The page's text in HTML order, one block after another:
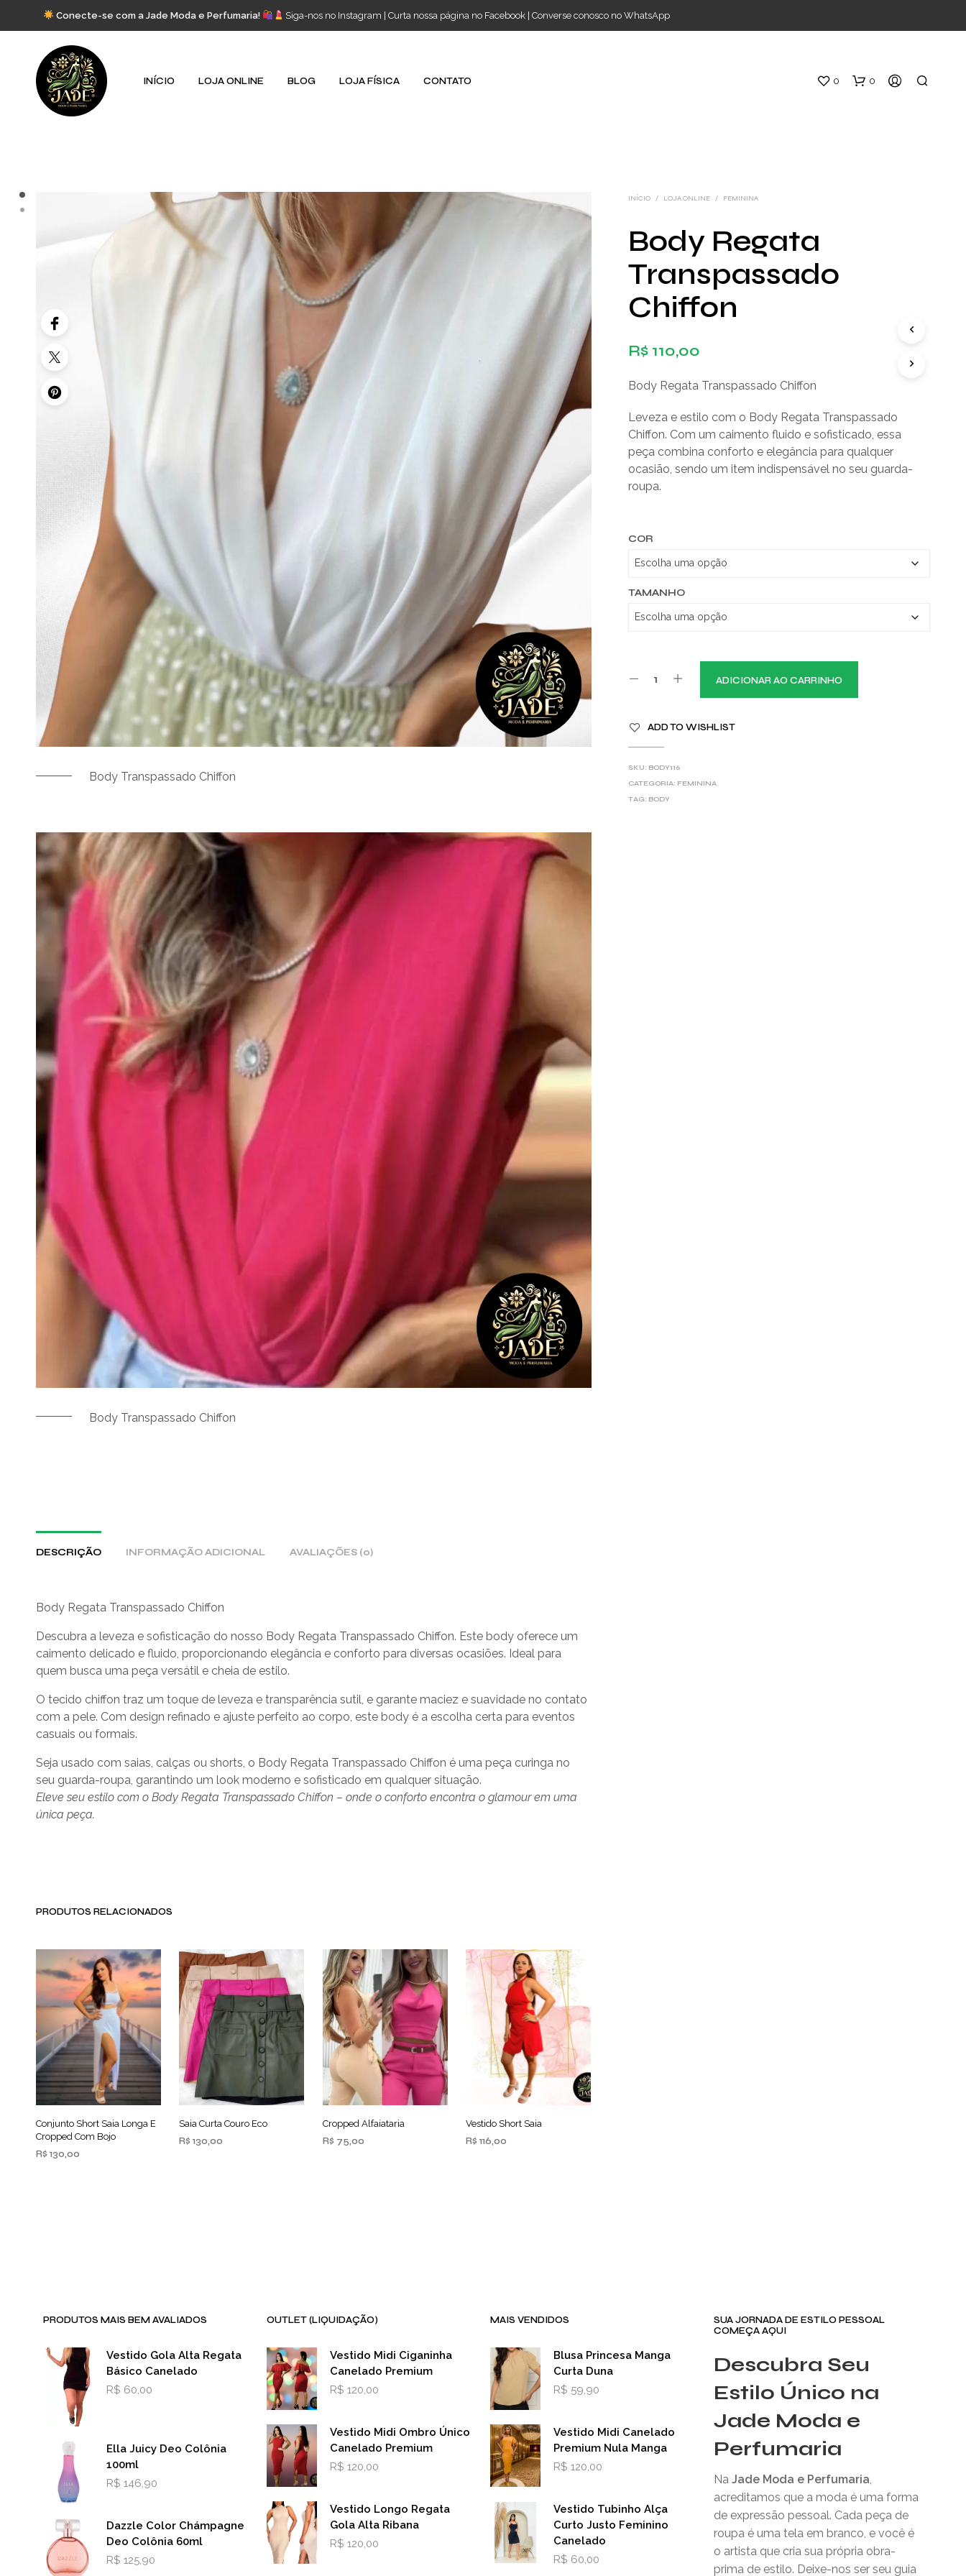
Conecte-se com a Jade Moda e Perfumaria! Siga-nos no Instagram |Curta nossa página no Facebook |Converse conosco no WhatsApp
INÍCIO LOJA ONLINE BLOG LOJA FÍSICA CONTATO 0 0
)
N
C
A
Body Transpassado Chiffon
Body Transpassado Chiffon
INÍCIO / LOJA ONLINE / FEMININA
Body Regata
Transpassado
Chiffon
R$110,00
Body Regata Transpassado Chiffon
Leveza e estilo com o Body Regata Transpassado
Chiffon. Com um caimento fluido e sofisticado, essa
peça combina conforto e elegância para qualquer
ocasião, sendo um item indispensável no seu guarda-
roupa.
COR
TAMANHO
ADICIONAR AO CARRINHO
ADD TO WISHLIST
SKU: BODY116
CATEGORIA: FEMININA
TAG: BODY
DESCRIÇÃO INFORMAÇÃO ADICIONAL AVALIAÇÕES (0)
Body Regata Transpassado Chiffon
Descubra a leveza e sofisticação do nosso Body Regata Transpassado Chiffon. Este body oferece um
caimento delicado e fluido, proporcionando elegância e conforto para diversas ocasiões. Ideal para
quem busca uma peça versátil e cheia de estilo.
O tecido chiffon traz um toque de leveza e transparência sutil, e garante maciez e suavidade no contato
com a pele. Com design refinado e ajuste perfeito ao corpo, este body é a escolha certa para eventos
casuais ou formais.
Seja usado com saias, calças ou shorts, o Body Regata Transpassado Chiffon é uma peça curinga no
seu guarda-roupa, garantindo um look moderno e sofisticado em qualquer situação.
Eleve seu estilo com o Body Regata Transpassado Chiffon – onde o conforto encontra o glamour em uma
única peça.
PRODUTOS RELACIONADOS
Conjunto Short Saia Longa E
Cropped Com Bojo
R$ 130,00
Saia Curta Couro Eco
R$ 130,00
Cropped Alfaiataria
R$ 75,00
Vestido Short Saia
R$ 116,00
PRODUTOS MAIS BEM AVALIADOS
Vestido Gola Alta Regata
Básico Canelado
R$ 60,00
Ella Juicy Deo Colônia
100ml
R$ 146,90
Dazzle Color Chámpagne
Deo Colônia 60ml
R$ 125,90
OUTLET (LIQUIDAÇÃO)
Vestido Midi Ciganinha
Canelado Premium
R$ 120,00
Vestido Midi Ombro Único
Canelado Premium
R$ 120,00
Vestido Longo Regata
Gola Alta Ribana
R$ 120,00
MAIS VENDIDOS
Blusa Princesa Manga
Curta Duna
R$ 59,90
Vestido Midi Canelado
Premium Nula Manga
R$ 120,00
Vestido Tubinho Alça
Curto Justo Feminino
Canelado
R$ 60,00
SUA JORNADA DE ESTILO PESSOAL
COMEÇA AQUI
Descubra Seu
Estilo Único na
Jade Moda e
Perfumaria
Na Jade Moda e Perfumaria
acreditamos que a moda é uma forma
de expressão pessoal. Cada peça de
roupa é uma tela em branco, e você é
o artista que cria sua própria obra-
prima de estilo. Deixe-nos ser seu guia